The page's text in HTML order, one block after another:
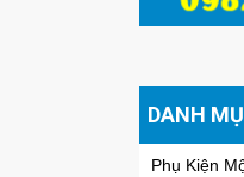
DANH
Phụ Kiện